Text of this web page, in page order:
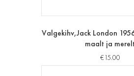
Valgekihv,Jack London
maalt ja merelt
€15.00